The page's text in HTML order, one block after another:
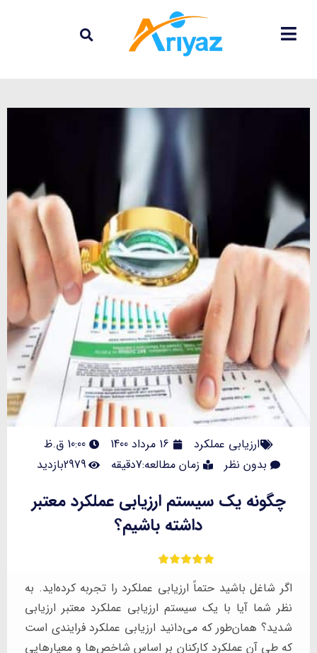
ارزیابی عملکرد 16 مرداد 1400
10:00 ق.ظ
بدون نظر
زمان مطالعه:7دقیقه 2979بازدید
چگونه یک سیستم ارزیابی عملکرد معتبر
داشته باشیم؟
اگر شاغل باشید حتماً ارزیابی عملکرد را تجربه کرده‌اید. به
نظر شما آیا با یک سیستم ارزیابی عملکرد معتبر ارزیابی
شدید؟ همان‌طور که می‌دانید ارزیابی عملکرد فرایندی است
که طی آن عملکرد کارکنان بر اساس شاخص‌ها و معیارهایی